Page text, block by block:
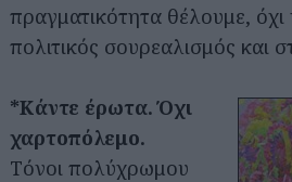
πραγματικότητα θέλουμε,
πολιτικός σουρεαλισμός και
*Κάντε έρωτα. Όχι
χαρτοπόλεμο.
Τόνοι πολύχρωμου